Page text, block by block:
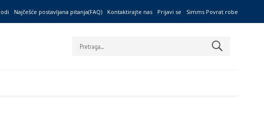
Najčešće postavljana pitanja(FAQ) Kontaktirajte nas Prijavi se Simms Povrat robe